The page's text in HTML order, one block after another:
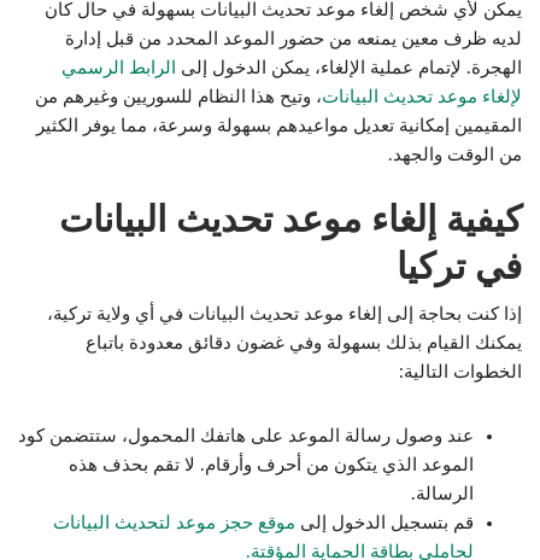
يمكن لأي شخص إلغاء موعد تحديث البيانات بسهولة في حال كان
لديه ظرف معين يمنعه من حضور الموعد المحدد من قبل إدارة
الهجرة. لإتمام عملية الإلغاء، يمكن الدخول إلى الرابط الرسمي
لإلغاء موعد تحديث البيانات، وتيح هذا النظام للسوريين وغيرهم من
المقيمين إمكانية تعديل مواعيدهم بسهولة وسرعة، مما يوفر الكثير
من الوقت والجهد.
كيفية إلغاء موعد تحديث البيانات
في تركيا
إذا كنت بحاجة إلى إلغاء موعد تحديث البيانات في أي ولاية تركية،
يمكنك القيام بذلك بسهولة وفي غضون دقائق معدودة باتباع
الخطوات التالية:
عند وصول رسالة الموعد على هاتفك المحمول، ستتضمن كود
الموعد الذي يتكون من أحرف وأرقام. لا تقم بحذف هذه
الرسالة.
قم بتسجيل الدخول إلى موقع حجز موعد لتحديث البيانات
لحاملي بطاقة الحماية المؤقتة.